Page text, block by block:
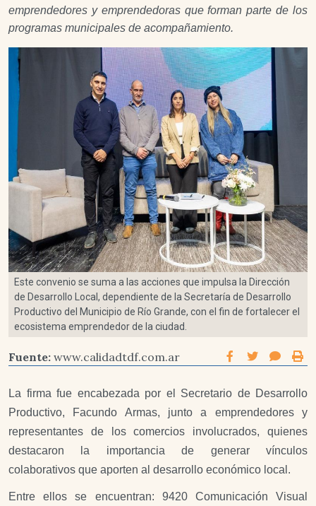
emprendedores y emprendedoras que forman parte de los
programas municipales de acompañamiento.
Este convenio se suma a las acciones que impulsa la Dirección
de Desarrollo Local, dependiente de la Secretaría de Desarrollo
Productivo del Municipio de Río Grande, con el fin de fortalecer el
ecosistema emprendedor de la ciudad.
Fuente: www.calidadtdf.com.ar
La firma fue encabezada por el Secretario de Desarrollo
Productivo, Facundo Armas, junto a emprendedores y
representantes de los comercios involucrados, quienes
destacaron la importancia de generar vínculos
colaborativos que aporten al desarrollo económico local.
Entre ellos se encuentran: 9420 Comunicación Visual